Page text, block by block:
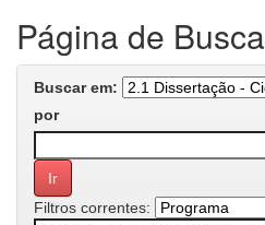
Página de Busca
Buscar em:
por
Filtros correntes: